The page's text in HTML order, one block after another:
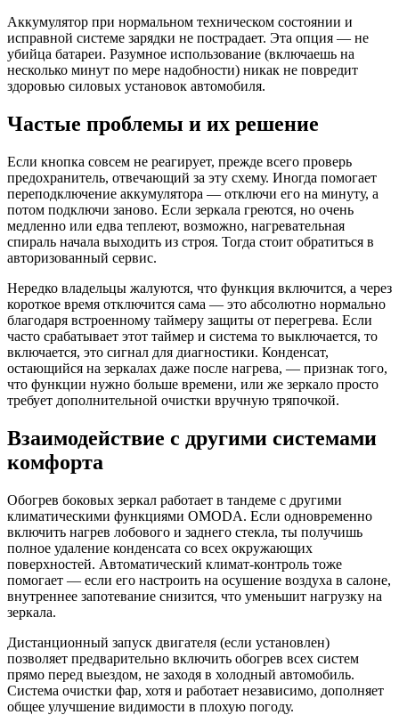
Аккумулятор при нормальном техническом состоянии и
исправной системе зарядки не пострадает. Эта опция — не
убийца батареи. Разумное использование (включаешь на
несколько минут по мере надобности) никак не повредит
здоровью силовых установок автомобиля.
Частые проблемы и их решение
Если кнопка совсем не реагирует, прежде всего проверь
предохранитель, отвечающий за эту схему. Иногда помогает
переподключение аккумулятора — отключи его на минуту, а
потом подключи заново. Если зеркала греются, но очень
медленно или едва теплеют, возможно, нагревательная
спираль начала выходить из строя. Тогда стоит обратиться в
авторизованный сервис.
Нередко владельцы жалуются, что функция включится, а через
короткое время отключится сама — это абсолютно нормально
благодаря встроенному таймеру защиты от перегрева. Если
часто срабатывает этот таймер и система то выключается, то
включается, это сигнал для диагностики. Конденсат,
остающийся на зеркалах даже после нагрева, — признак того,
что функции нужно больше времени, или же зеркало просто
требует дополнительной очистки вручную тряпочкой.
Взаимодействие с другими системами
комфорта
Обогрев боковых зеркал работает в тандеме с другими
климатическими функциями OMODA. Если одновременно
включить нагрев лобового и заднего стекла, ты получишь
полное удаление конденсата со всех окружающих
поверхностей. Автоматический климат-контроль тоже
помогает — если его настроить на осушение воздуха в салоне,
внутреннее запотевание снизится, что уменьшит нагрузку на
зеркала.
Дистанционный запуск двигателя (если установлен)
позволяет предварительно включить обогрев всех систем
прямо перед выездом, не заходя в холодный автомобиль.
Система очистки фар, хотя и работает независимо, дополняет
общее улучшение видимости в плохую погоду.